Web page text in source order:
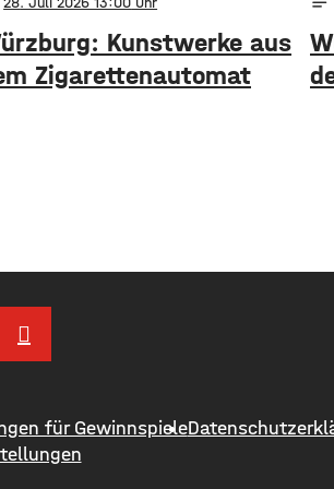
Kunstwerke aus
Zigarettenautomat
für Gewinnspiele